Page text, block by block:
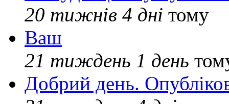
20 тижнів 4 дні тому
Ваш
21 тиждень 1 день
Добрий день.